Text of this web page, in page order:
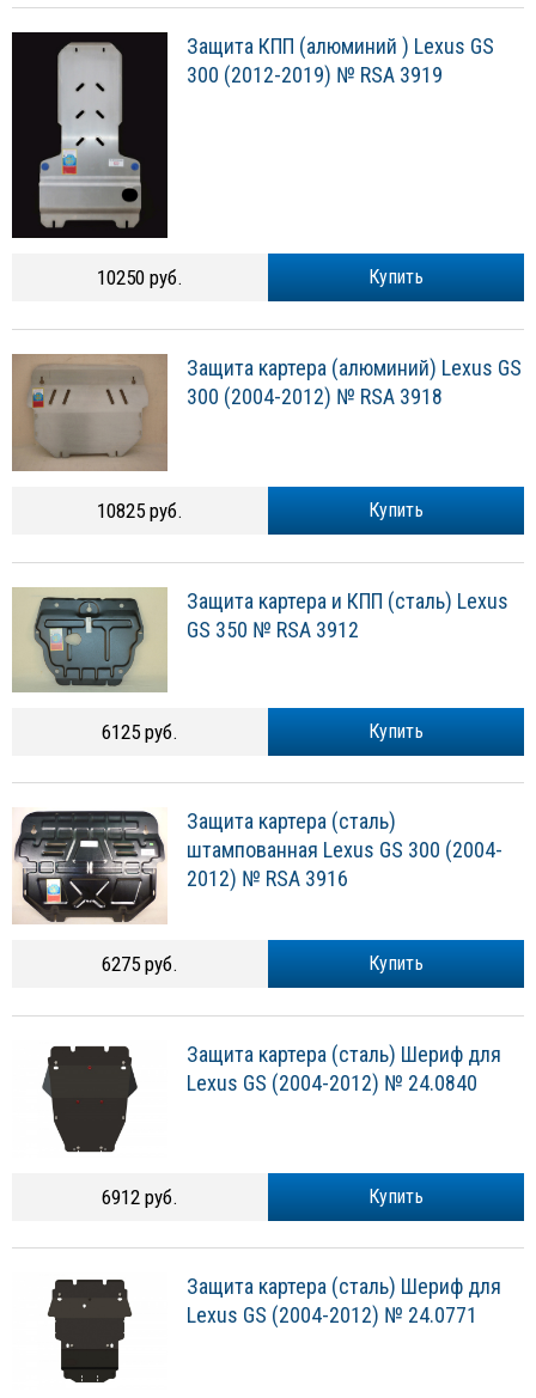
Защита КПП (алюминий ) Lexus GS
300 (2012-2019) № RSA 3919
Купить
10250 руб.
Защита картера (алюминий) Lexus GS
300 (2004-2012) № RSA 3918
Купить
10825 руб.
Защита картера и КПП (сталь) Lexus
GS 350 № RSA 3912
Купить
6125 руб.
Защита картера (сталь)
штампованная Lexus GS 300 (2004-
2012) № RSA 3916
Купить
6275 руб.
Защита картера (сталь) Шериф для
Lexus GS (2004-2012) № 24.0840
Купить
6912 руб.
Защита картера (сталь) Шериф для
Lexus GS (2004-2012) № 24.0771